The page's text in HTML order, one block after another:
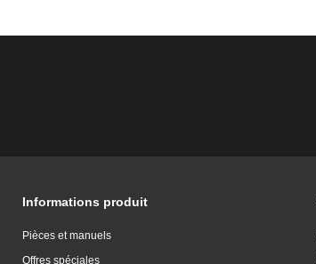
Informations produit
Pièces et manuels
Offres spéciales